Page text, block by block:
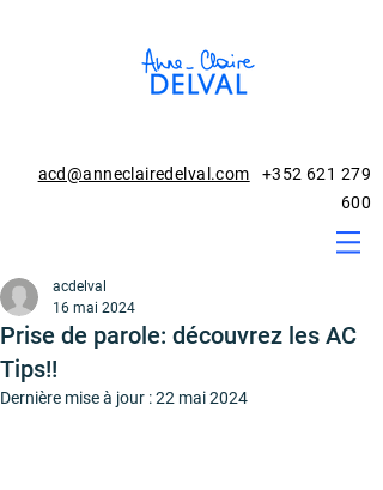
acd@anneclairedelval.com
+352 621 279
600
Prise de parole: découvrez les AC
Tips!!
acdelval
16 mai 2024
Dernière mise à jour :22 mai 2024